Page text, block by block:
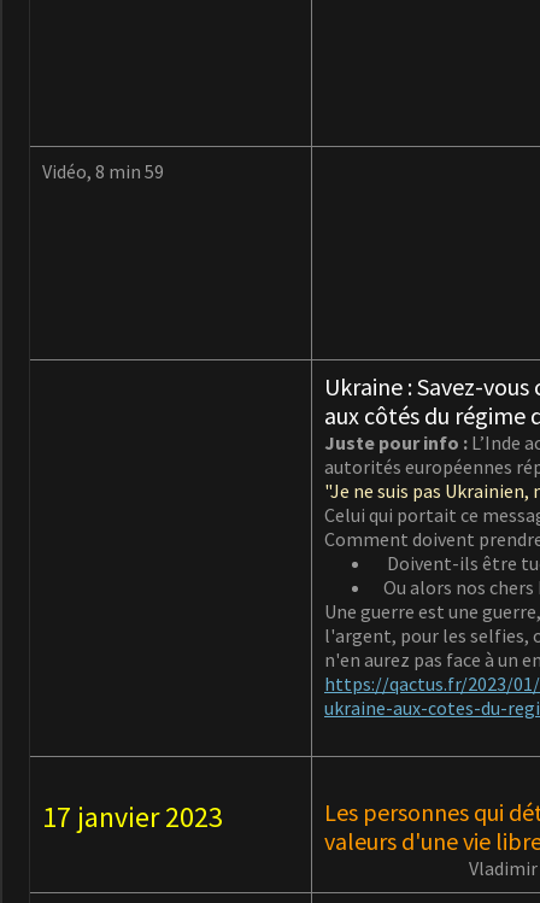
Vidéo, 8 min 59
Ukraine : Savez-
aux côtés du régime
Juste pour info : L’Inde
autorités européennes
"Je ne suis pas
Celui qui portait ce
Comment doivent
Doivent-ils être
Ou alors nos
Une guerre est une
l'argent, pour les selfies,
n'en aurez pas face à un
https://qactus.fr/2023/
ukraine-aux-cotes-du-
17 janvier 2023
Les personnes qui
valeurs d'une vie